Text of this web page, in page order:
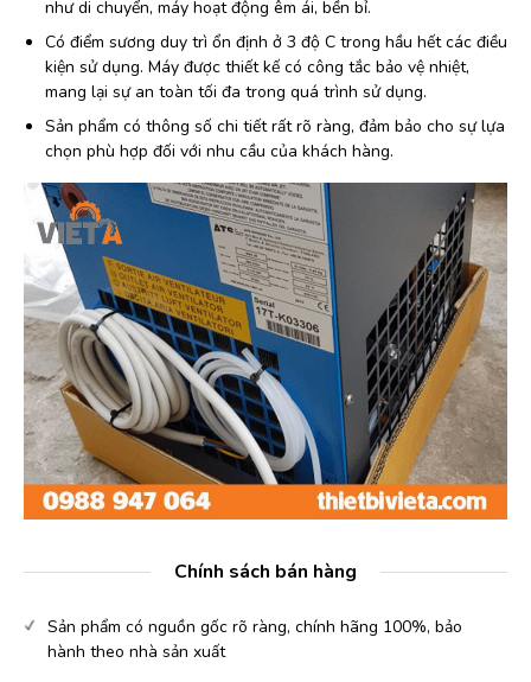
như di chuyển, máy hoạt động êm ái, bền bỉ.
Có điểm sương duy trì ổn định ở 3 độ C trong hầu hết các điều
kiện sử dụng. Máy được thiết kế có công tắc bảo vệ nhiệt,
mang lại sự an toàn tối đa trong quá trình sử dụng.
Sản phẩm có thông số chi tiết rất rõ ràng, đảm bảo cho sự lựa
chọn phù hợp đối với nhu cầu của khách hàng.
Chính sách bán hàng
Sản phẩm có nguồn gốc rõ ràng, chính hãng 100%, bảo
hành theo nhà sản xuất